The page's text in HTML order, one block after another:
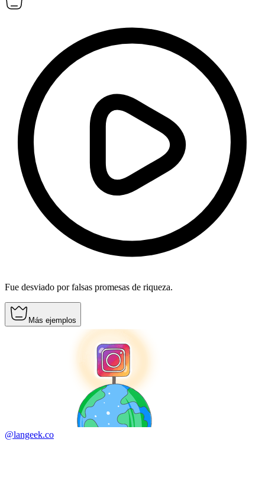
Fue desviado por falsas promesas de riqueza.
Más ejemplos
@langeek.co